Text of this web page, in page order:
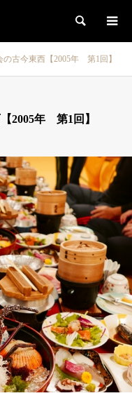
検索
古今東西【2005年 第1回】
2005年 第1回】